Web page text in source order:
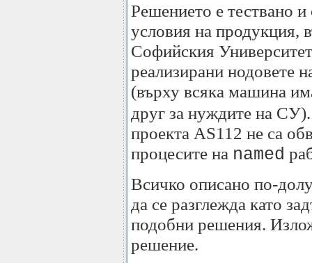
Решението е тествано
условия на продукция,
Софийския
реализирани нодовете
(върху всяка машина
друг за нуждите на
проекта AS112 не са
процесите на named
Всичко описано по-
да се разглежда като
подобни решения.
решение.